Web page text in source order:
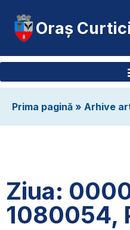
Oraș Curtici
Prima pagină » Arhive
Ziua:
1080054,